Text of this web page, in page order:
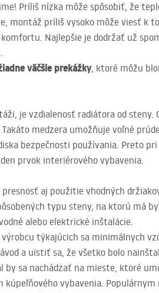
Príliš nízka môže spôsobiť, že
montáž príliš vysoko môže viesť k
Najlepšie je dodržať už
väčšie prekážky, ktoré môžu
je vzdialenosť radiátora od steny.
medzera umožňuje voľné
bezpečnosti používania. Preto
prvok interiérového vybavenia.
aj použitie vhodných
typu steny, na ktorú má
alebo elektrické inštalácie.
týkajúcich sa minimálnych
a uistiť sa, že všetko bolo
by sa nachádzať na mieste, ktoré
vybavenia.